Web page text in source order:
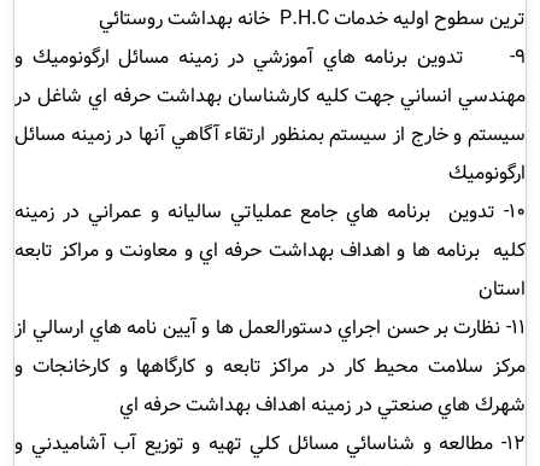
ترين سطوح اوليه خدماتP.H.C خانه بهداشت روستائي
9- تدوين برنامه هاي آموزشي در زمينه مسائل ارگونوميك و
مهندسي انساني جهت كليه كارشناسان بهداشت حرفه اي شاغل در
سيستم و خارج از سيستم بمنظور ارتقاء آگاهي آنها در زمينه مسائل
ارگونوميك
10- تدوين برنامه هاي جامع عملياتي ساليانه و عمراني در زمينه
كليه برنامه ها و اهداف بهداشت حرفه اي و معاونت و مراكز تابعه
استان
11- نظارت بر حسن اجراي دستورالعمل ها و آيين نامه هاي ارسالي از
مركز سلامت محيط كار در مراكز تابعه و كارگاهها و كارخانجات و
شهرك هاي صنعتي در زمينه اهداف بهداشت حرفه اي
12- مطالعه و شناسائي مسائل كلي تهيه و توزيع آب آشاميدني و